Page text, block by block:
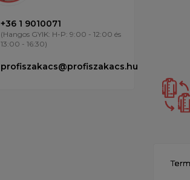
+36 1 9010071
(Hangos GYIK: H-P: 9:00 - 12:00 és
13:00 - 16:30)
profiszakacs@profiszakacs.hu